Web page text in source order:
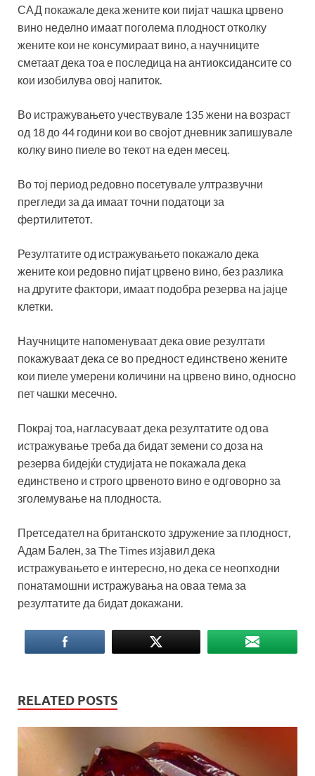
САД покажалe дека жените кои пијат чашка црвено
вино неделно имаат поголема плодност отколку
жените кои не консумираат вино, а научниците
сметаат дека тоа е последица на антиоксидансите со
кои изобилува овој напиток.
Во истражувањето учествувале 135 жени на возраст
од 18 до 44 години кои во својот дневник запишувале
колку вино пиеле во текот на еден месец.
Во тој период редовно посетувале ултразвучни
прегледи за да имаат точни податоци за
фертилитетот.
Резултатите од истражувањето покажало дека
жените кои редовно пијат црвено вино, без разлика
на другите фактори, имаат подобра резерва на јајце
клетки.
Научниците напоменуваат дека овие резултати
покажуваат дека се во предност единствено жените
кои пиеле умерени количини на црвено вино, односно
пет чашки месечно.
Покрај тоа, нагласуваат дека резултатите од ова
истражување треба да бидат земени со доза на
резерва бидејќи студијата не покажала дека
единствено и строго црвеното вино е одговорно за
зголемување на плодноста.
Претседател на британското здружение за плодност,
Адам Бален, за The Times изјавил дека
истражувањето е интересно, но дека се неопходни
понатамошни истражувања на оваа тема за
резултатите да бидат докажани.
RELATED POSTS